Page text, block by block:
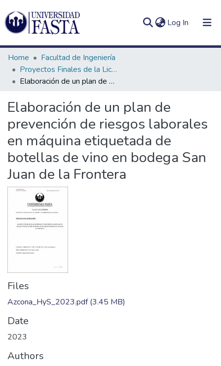
Log In (current)
Communities
&
Collections
All of DSpace
Statistics
In(current)
Home
Facultad de Ingeniería
Proyectos Finales de la Licenciatura en Seguridad e Higiene en el Trabajo
Elaboración de un plan de prevención de riesgos laborales en máquina etiquetada de botellas de vino en bodega San Juan de la Frontera
Elaboración de un plan de
prevención de riesgos laborales
en máquina etiquetada de
botellas de vino en bodega San
Juan de la Frontera
Files
Azcona_HyS_2023.pdf(3.45 MB)
Date
2023
Authors